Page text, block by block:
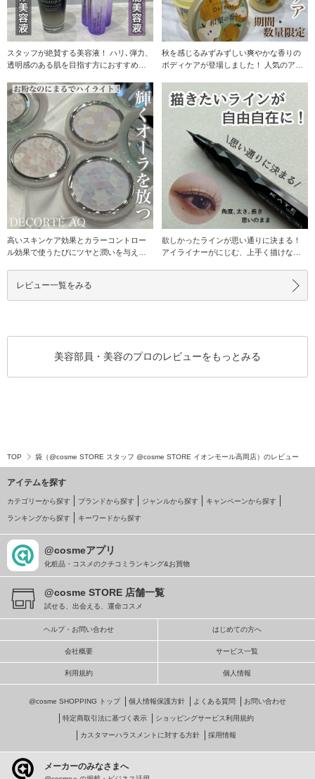
スタッフが絶賛する美容液！ ハリ､弾力、
透明感のある肌を目指す方におすすめし
秋を感じるみずみずしい爽やかな香りの
ボディケアが登場しました！ 人気のアイ
高いスキンケア効果とカラーコントロー
ル効果で使うたびにツヤと潤いを与える
欲しかったラインが思い通りに決まる！
アイライナーがにじむ、上手く描けな
レビュー一覧をみる
美容部員・美容のプロのレビューをもっとみる
TOP 袋（@cosme STORE スタッフ @cosme STORE イオンモール高岡店）のレビュー
アイテムを探す
カテゴリーから探す ブランドから探す ジャンルから探す キャンペーンから探す
ランキングから探す キーワードから探す
@cosmeアプリ
化粧品・コスメのクチコミランキング&お買物
@cosme STORE 店舗一覧
試せる、出会える、運命コスメ
ヘルプ・お問い合わせ はじめての方へ
会社概要 サービス一覧
利用規約 個人情報
@cosme SHOPPING トップ 個人情報保護方針 よくある質問 お問い合わせ
特定商取引法に基づく表示 ショッピングサービス利用規約
カスタマーハラスメントに対する方針 採用情報
メーカーのみなさまへ